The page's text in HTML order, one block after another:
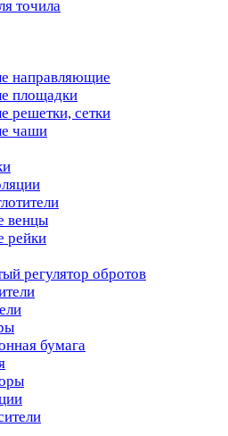
точила
направляющие
площадки
решетки, сетки
чаши
венцы
рейки
регулятор обротов
бумага